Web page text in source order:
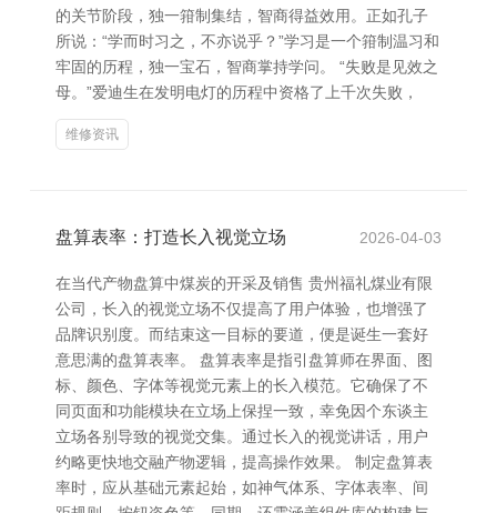
的关节阶段，独一箝制集结，智商得益效用。正如孔子
所说：“学而时习之，不亦说乎？”学习是一个箝制温习和
牢固的历程，独一宝石，智商掌持学问。 “失败是见效之
母。”爱迪生在发明电灯的历程中资格了上千次失败，
维修资讯
盘算表率：打造长入视觉立场 2026-04-03
在当代产物盘算中煤炭的开采及销售 贵州福礼煤业有限
公司，长入的视觉立场不仅提高了用户体验，也增强了
品牌识别度。而结束这一目标的要道，便是诞生一套好
意思满的盘算表率。 盘算表率是指引盘算师在界面、图
标、颜色、字体等视觉元素上的长入模范。它确保了不
同页面和功能模块在立场上保捏一致，幸免因个东谈主
立场各别导致的视觉交集。通过长入的视觉讲话，用户
约略更快地交融产物逻辑，提高操作效果。 制定盘算表
率时，应从基础元素起始，如神气体系、字体表率、间